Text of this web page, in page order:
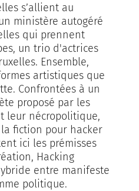
s’allient au
ministère autogéré
qui prennent
un trio d'actrices
Ensemble,
artistiques que
Confrontées à un
proposé par les
leur nécropolitique,
fiction pour hacker
ici les prémisses
Hacking
entre manifeste
politique.